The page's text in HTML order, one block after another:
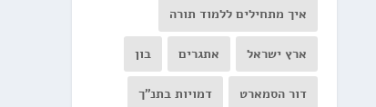
איך מתחילים ללמוד תורה
ארץ ישראל אתגרים בון
דור הסמארט דמויות בתנ"ך